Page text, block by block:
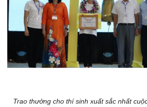
Trao thưởng cho thí sinh xuất sắc nhất